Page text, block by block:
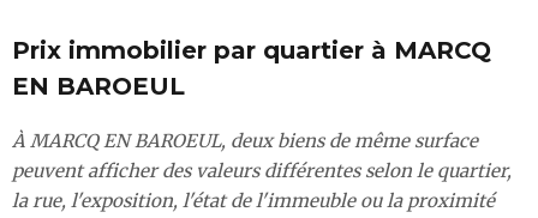
Prix immobilier par quartier à MARCQ
EN BAROEUL
À MARCQ EN BAROEUL, deux biens de même surface
peuvent afficher des valeurs différentes selon le quartier,
la rue, l'exposition, l'état de l'immeuble ou la proximité